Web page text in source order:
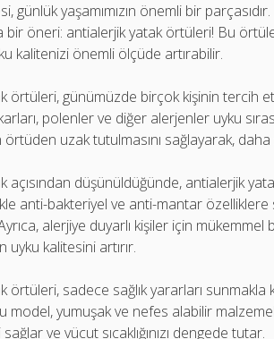
günlük yaşamımızın önemli bir
bir öneri: antialerjik yatak örtüleri! Bu
kalitenizi önemli ölçüde artırabilir.
örtüleri, günümüzde birçok kişinin tercih
polenler ve diğer alerjenler uyku
uzak tutulmasını sağlayarak, daha
açısından düşünüldüğünde, antialerjik
anti-bakteriyel ve anti-mantar
alerjiye duyarlı kişiler için mükemmel
uyku kalitesini artırır.
örtüleri, sadece sağlık yararları sunmakla
model, yumuşak ve nefes alabilir
ve vücut sıcaklığınızı dengede tutar.